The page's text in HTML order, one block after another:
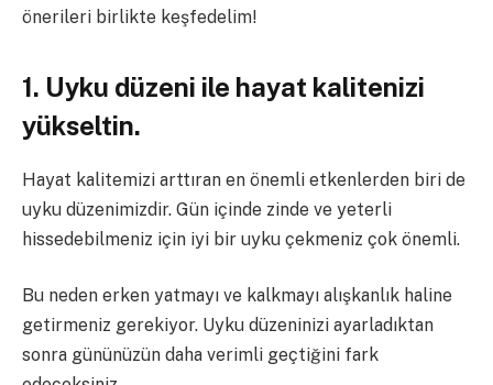
önerileri birlikte keşfedelim!
1. Uyku düzeni ile hayat kalitenizi
yükseltin.
Hayat kalitemizi arttıran en önemli etkenlerden biri de
uyku düzenimizdir. Gün içinde zinde ve yeterli
hissedebilmeniz için iyi bir uyku çekmeniz çok önemli.
Bu neden erken yatmayı ve kalkmayı alışkanlık haline
getirmeniz gerekiyor. Uyku düzeninizi ayarladıktan
sonra gününüzün daha verimli geçtiğini fark